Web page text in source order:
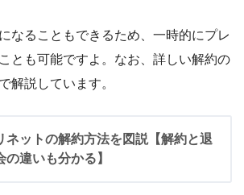
なることもできるため、一時的にプレ
とも可能ですよ。なお、詳しい解約の
解説しています。
ネットの解約方法を図説【解約と退
の違いも分かる】